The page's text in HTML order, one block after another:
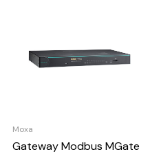
Moxa
Gateway Modbus MGate